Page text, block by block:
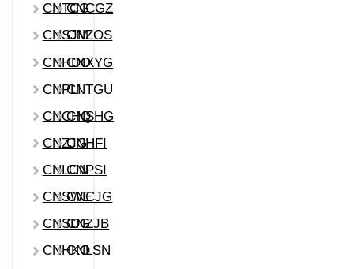
CNTCGCNCGZ
CNSJMCNZOS
CNHDOCNXYG
CNPLICNTGU
CNCHQCNSHG
CNZJGCNHFI
CNLON
CNPSI
CNSWE
CNCJG
CNSDG
CNZJB
CNHKO
CNLSN